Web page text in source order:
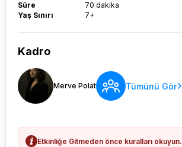
Süre
70 dakika
Yaş Sınırı
7+
Kadro
Merve Polat Tümünü Gör
Etkinliğe Gitmeden önce kuralları okuyun.